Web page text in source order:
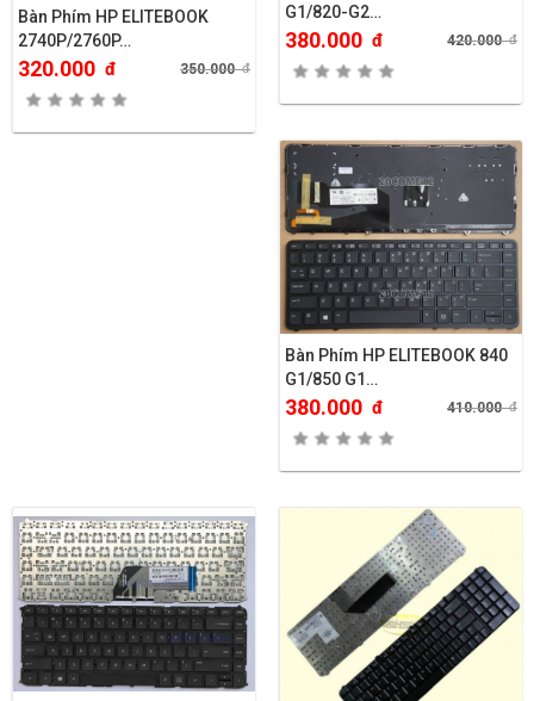
Bàn Phím HP ELITEBOOK
2740P/2760P…
320.000 đ 350.000đ
G1/820-G2…
380.000 đ 420.000đ
Bàn Phím HP ELITEBOOK 840
G1/850 G1…
380.000 đ 410.000đ